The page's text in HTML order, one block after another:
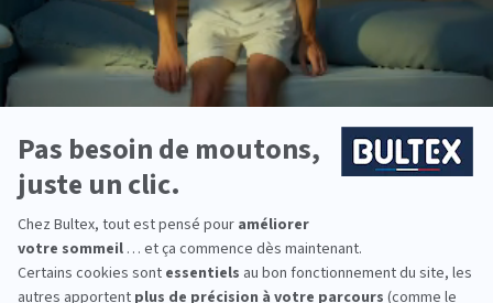
de confort et de durabilité. Les technologies de
mousse BULTEX® sont conçues pour offrir un
accueil précis et un maintien fiable dans le temps.
Chaque dormeur a ses préférences. Les matelas
Bultex existent en plusieurs fermetés et
soutien, l’indépendance de couchage et l’aération.
Besoin d’équiper toute la famille ? Du premier lit
d’enfant à la chambre d’amis, jusqu’au couchage
principal, les collections Bultex permettent de
composer des ensembles adaptés à chaque usage.
*Marque la plus détenue : 18 599 personnes
interrogées de février 2019 à mars 2025. Institut
Iligo.